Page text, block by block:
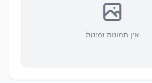
אין תמונות זמינות